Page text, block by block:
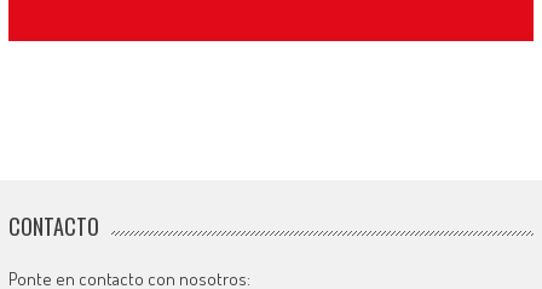
CONTACTO
Ponte en contacto con nosotros: